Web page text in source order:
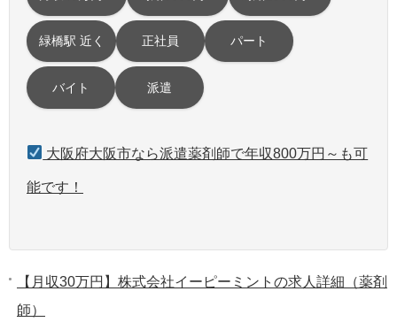
緑橋駅 近く 正社員 パート
バイト 派遣
大阪府大阪市なら派遣薬剤師で年収800万円～も可
能です！
【月収30万円】株式会社イーピーミントの求人詳細（薬剤
師）